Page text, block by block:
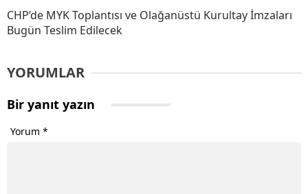
CHP’de MYK Toplantısı ve Olağanüstü Kurultay İmzaları
Bugün Teslim Edilecek
YORUMLAR
Bir yanıt yazın
Yorum *